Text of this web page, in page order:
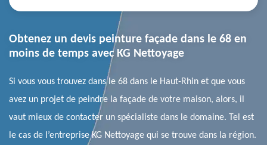
Obtenez un devis peinture façade dans le 68 en
moins de temps avec KG Nettoyage
Si vous vous trouvez dans le 68 dans le Haut-Rhin et que vous
avez un projet de peindre la façade de votre maison, alors, il
vaut mieux de contacter un spécialiste dans le domaine. Tel est
le cas de l’entreprise KG Nettoyage qui se trouve dans la région.